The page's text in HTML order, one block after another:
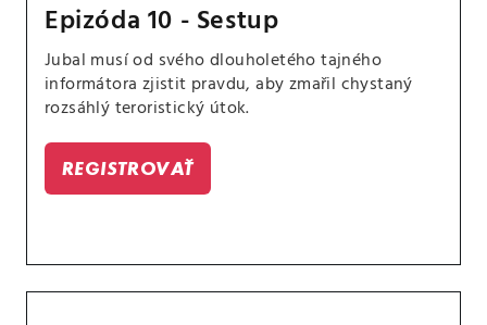
Epizóda 10 - Sestup
Jubal musí od svého dlouholetého tajného
informátora zjistit pravdu, aby zmařil chystaný
rozsáhlý teroristický útok.
REGISTROVAŤ